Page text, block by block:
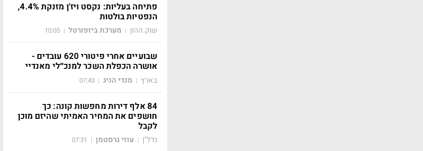
פתיחה בעליות: נקסט ויז'ן מזנקת 4.4%,
הנפטיות בולטות
שוק ההון | מערכת ביזפורטל |
10:05
שבועיים אחרי פיטורי 620 עובדים -
אושרה הכפלת השכר למנכ״לי מאנדיי
בארץ | מנדי הניג |
07:43
84 אלף דירות מחפשות קונה: כך
חושפים את המחיר האמיתי שהיזם מוכן
לקבל
נדל"ן | עוזי גרסטמן |
07:31